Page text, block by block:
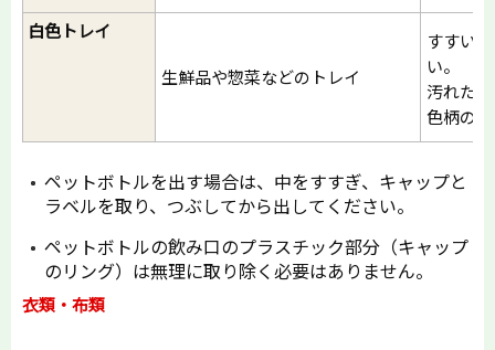
白色トレイ
生鮮品や惣菜などのトレイ
すすい
い。
汚れた
色柄の
ペットボトルを出す場合は、中をすすぎ、キャップと
ラベルを取り、つぶしてから出してください。
ペットボトルの飲み口のプラスチック部分（キャップ
のリング）は無理に取り除く必要はありません。
衣類・布類